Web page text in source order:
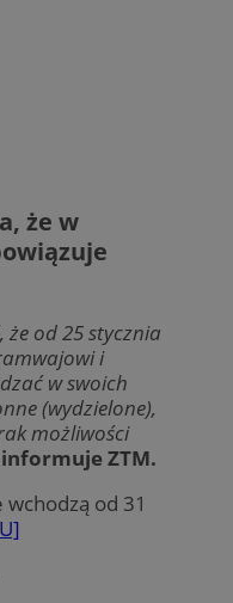
że w
od 25 stycznia
i
w swoich
(wydzielone),
możliwości
informuje ZTM.
od 31